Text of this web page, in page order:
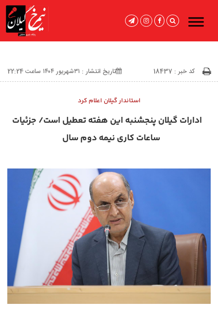
کد خبر : 18437 تاریخ انتشار : ۳۱شهریور ۱۴۰۴ ساعت 22:24
استاندار گیلان اعلام کرد
ادارات گیلان پنجشنبه این هفته تعطیل است/ جزئیات
ساعات کاری نیمه دوم سال